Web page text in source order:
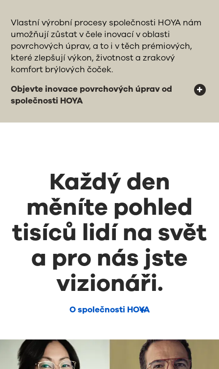
Vlastní výrobní procesy společnosti HOYA nám
umožňují zůstat v čele inovací v oblasti
povrchových úprav, a to i v těch prémiových,
které zlepšují výkon, životnost a zrakový
komfort brýlových čoček.
Objevte inovace povrchových úprav od
společnosti HOYA
Každý den
měníte pohled
tisíců lidí na svět
a pro nás jste
vizionáři.
O společnosti HOYA